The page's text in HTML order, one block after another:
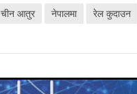
चीन आतुर नेपालमा रेल कुदाउन